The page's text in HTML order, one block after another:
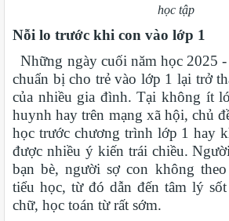
học tập
Nỗi lo trước khi con vào lớp 1
Những ngày cuối năm học 2025
chuẩn bị cho trẻ vào lớp 1 lại trở
của nhiều gia đình. Tại không ít
huynh hay trên mạng xã hội, chủ
học trước chương trình lớp 1 hay
được nhiều ý kiến trái chiều.
bạn bè, người sợ con không
tiểu học, từ đó dẫn đến tâm lý
chữ, học toán từ rất sớm.